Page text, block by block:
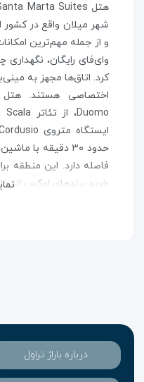
و از جمله مهم‌ترین
کرد. اتاق‌ها مجهز به
فاصله دارد. این منطقه
خرید برندهای لوکس
فاصله نزدیک با اکثر
باعث صرفه جویی بسیار
شما می گردد.
وجود پرسنل مجرب، حرفه
درباره باراژ تراول